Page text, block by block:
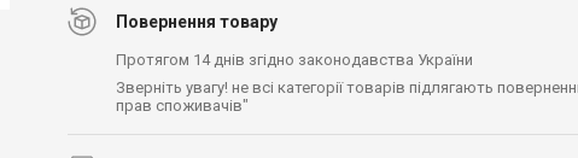
Повернення товару
Протягом 14 днів згідно законодавства України
Зверніть увагу! не всі категорії товарів підлягають
прав споживачів"